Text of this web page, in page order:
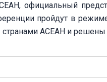
официальный
пройдут в
АСЕАН и решены